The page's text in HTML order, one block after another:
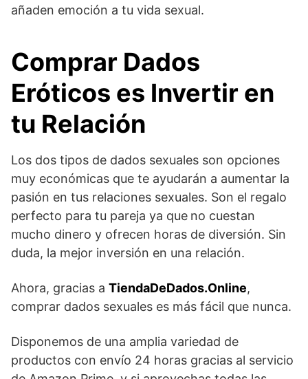
añaden emoción a tu vida sexual.
Comprar Dados
Eróticos es Invertir en
tu Relación
Los dos tipos de dados sexuales son opciones
muy económicas que te ayudarán a aumentar la
pasión en tus relaciones sexuales. Son el regalo
perfecto para tu pareja ya que no cuestan
mucho dinero y ofrecen horas de diversión. Sin
duda, la mejor inversión en una relación.
Ahora, gracias a TiendaDeDados.Online,
comprar dados sexuales es más fácil que nunca.
Disponemos de una amplia variedad de
productos con envío 24 horas gracias al servicio